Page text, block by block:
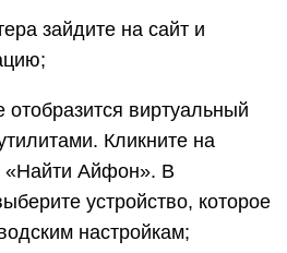
зайдите на сайт и
виртуальный
Кликните на
«Найти Айфон». В
устройство, которое
настройкам;